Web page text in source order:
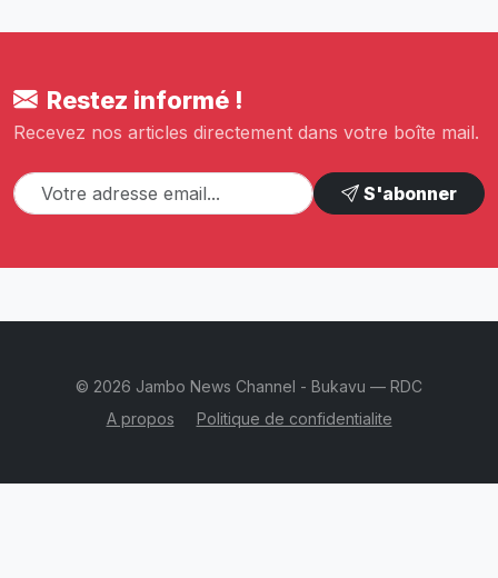
Restez informé !
Recevez nos articles directement dans votre boîte mail.
S'abonner
© 2026 Jambo News Channel - Bukavu — RDC
A propos
Politique de confidentialite